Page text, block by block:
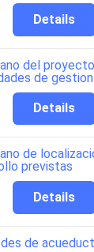
Details
del
de gestion
Details
de
previstas
Details
de